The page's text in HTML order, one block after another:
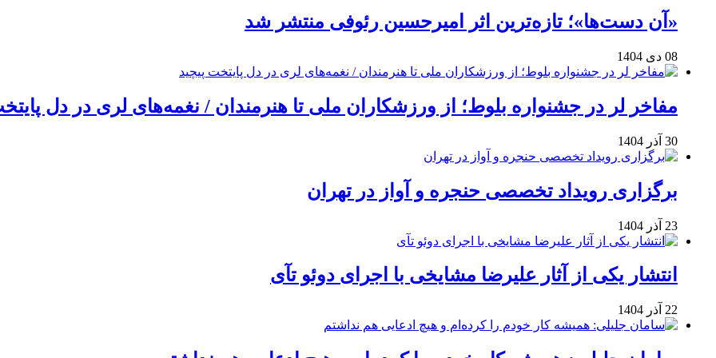
«آن دست‌ها»؛ تازه‌ترین اثر امیرحسین رئوفی منتشر شد
08 دی 1404
مفاخر لر در جشنواره بلوط؛ از ورزشکاران ملی تا هنرمندان / نغمه‌های لری در دل
30 آذر 1404
برگزاری رویداد تخصصی حنجره و آواز در تهران
23 آذر 1404
انتشار یکی از آثار علیرضا مشایخی با اجرای دوئو تآی
22 آذر 1404